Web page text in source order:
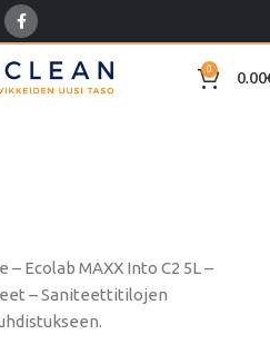
0 0.00
Ecolab MAXX Into C2 5L –
– Saniteettitilojen